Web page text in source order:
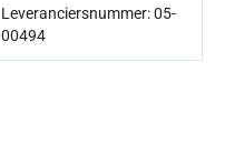
Leveranciersnummer: 05-
00494